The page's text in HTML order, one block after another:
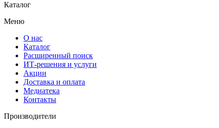
Каталог
Меню
О нас
Каталог
Расширенный поиск
ИТ-решения и услуги
Акции
Доставка и оплата
Медиатека
Контакты
Производители